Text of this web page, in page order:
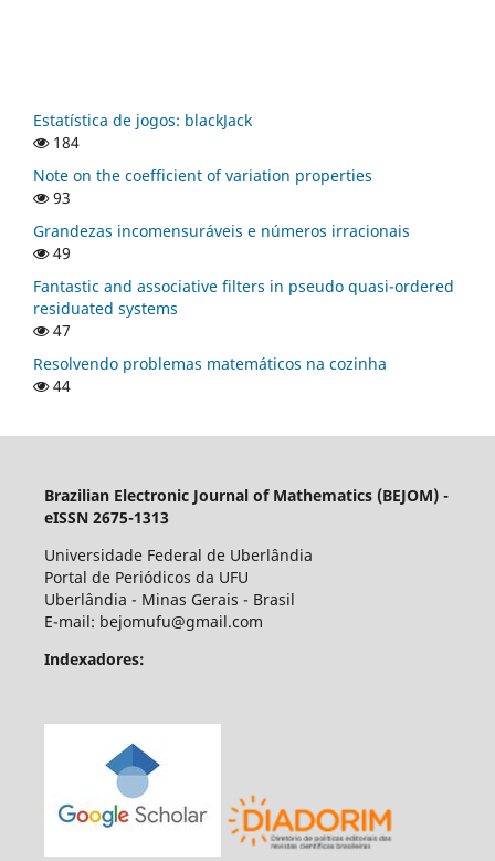
Estatística de jogos: blackJack
184
Note on the coefficient of variation properties
93
Grandezas incomensuráveis e números irracionais
49
Fantastic and associative filters in pseudo quasi-ordered
residuated systems
47
Resolvendo problemas matemáticos na cozinha
44
Brazilian Electronic Journal of Mathematics (BEJOM) -
eISSN 2675-1313
Universidade Federal de Uberlândia
Portal de Periódicos da UFU
Uberlândia - Minas Gerais - Brasil
E-mail: bejomufu@gmail.com
Indexadores: